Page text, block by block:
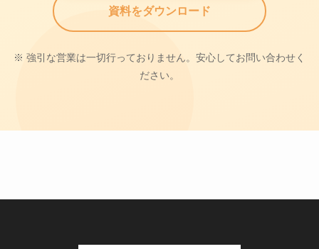
資料をダウンロード
※ 強引な営業は一切行っておりません。安心してお問い合わせく
ださい。